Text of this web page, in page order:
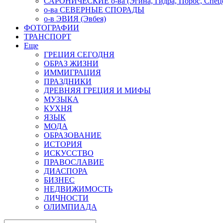
о-ва СЕВЕРНЫЕ СПОРАДЫ
о-в ЭВИЯ (Эвбея)
ФОТОГРАФИИ
ТРАНСПОРТ
Еще
ГРЕЦИЯ СЕГОДНЯ
ОБРАЗ ЖИЗНИ
ИММИГРАЦИЯ
ПРАЗДНИКИ
ДРЕВНЯЯ ГРЕЦИЯ И МИФЫ
МУЗЫКА
КУХНЯ
ЯЗЫК
МОДА
ОБРАЗОВАНИЕ
ИСТОРИЯ
ИСКУССТВО
ПРАВОСЛАВИЕ
ДИАСПОРА
БИЗНЕС
НЕДВИЖИМОСТЬ
ЛИЧНОСТИ
ОЛИМПИАДА